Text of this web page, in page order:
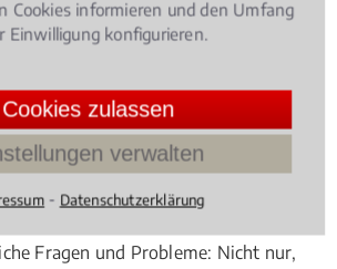
Grundsätzlich gilt: Wer geschützte
anbietet, begeht eine
(Internet-) Zeit, wogegen
werden muss.
Fragenstellungen
Fragen und Probleme: Nicht nur,
Cookies informieren und den Umfang
Einwilligung konfigurieren.
Cookies zulassen
verwalten
⁃ Datenschutzerklärung